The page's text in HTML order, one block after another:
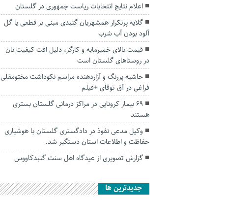
اعلام نتایج انتخابات ریاست جمهوری در گلستان
گلایه پرتکرار همشهریان گنبدی مبنی بر قطعی یا گل
آلود بودن آب شرب
قیمت بالای خمیرمایه و کارگر، دلیل افت کیفیت نان
در روستاهای گلستان است
حاشیه پررنگ و آزاردهنده مراسم نکوداشت مختومقلی
فراغی در آق توقای +فیلم
۶۹ بیمار کرونایی در مراکز درمانی گلستان بستری
هستند
وکیل مدعی نفوذ در دادگستری گلستان با هوشیاری
حفاظت و اطلاعات استان دستگیر شد.
گزارش تصویری از عیدگاه اهل سنت گنبدکاووس
جديدترين ها